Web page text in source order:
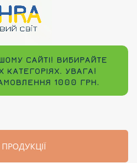
САЙТІ! ВИБИРАЙТЕ
КАТЕГОРІЯХ. УВАГА!
1000 ГРН.